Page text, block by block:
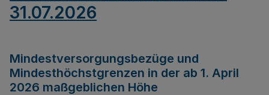
31.07.2026
Mindestversorgungsbezüge und
Mindesthöchstgrenzen in der ab 1. April
2026 maßgeblichen Höhe